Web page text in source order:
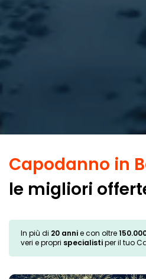
Capodanno in
le migliori
In più di 20 annie con oltre
veri e propri specialistiper il tuo